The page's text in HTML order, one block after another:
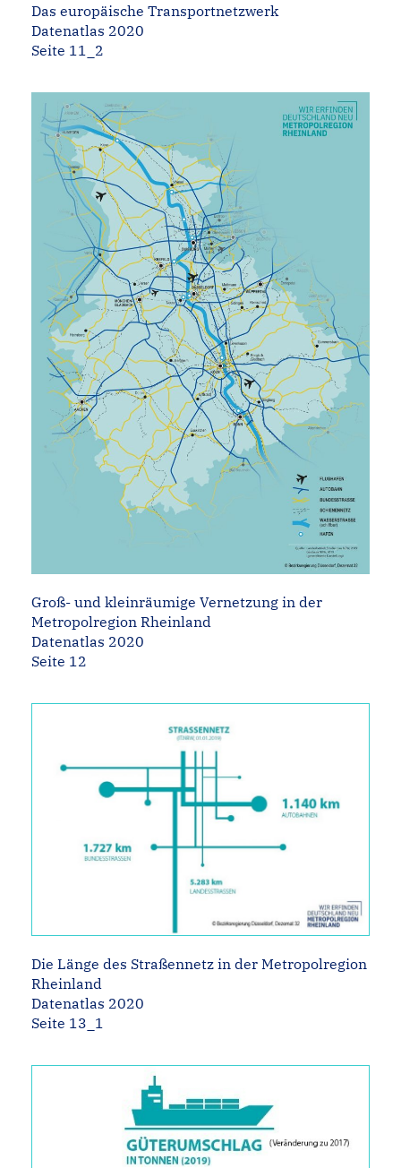
Das europäische Transportnetzwerk
Datenatlas 2020
Seite 11_2
Groß- und kleinräumige Vernetzung in der
Metropolregion Rheinland
Datenatlas 2020
Seite 12
Die Länge des Straßennetz in der Metropolregion
Rheinland
Datenatlas 2020
Seite 13_1